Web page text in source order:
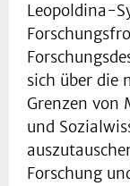
Leopoldina-
sich über die
Grenzen von
und
Forschung